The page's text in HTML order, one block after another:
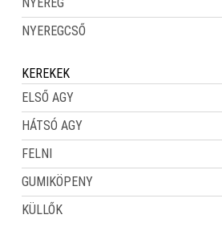
NYEREGCSŐ
KEREKEK
ELSŐ AGY
HÁTSÓ AGY
FELNI
GUMIKÖPENY
KÜLLŐK